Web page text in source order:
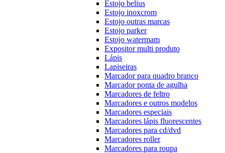
Estojo belius
Estojo inoxcrom
Estojo outras marcas
Estojo parker
Estojo watermam
Expositor multi produto
Lápis
Lapiseiras
Marcador para quadro branco
Marcador ponta de agulha
Marcadores de feltro
Marcadores e outros modelos
Marcadores especiais
Marcadores lápis fluorescentes
Marcadores para cd/dvd
Marcadores roller
Marcadores para roupa